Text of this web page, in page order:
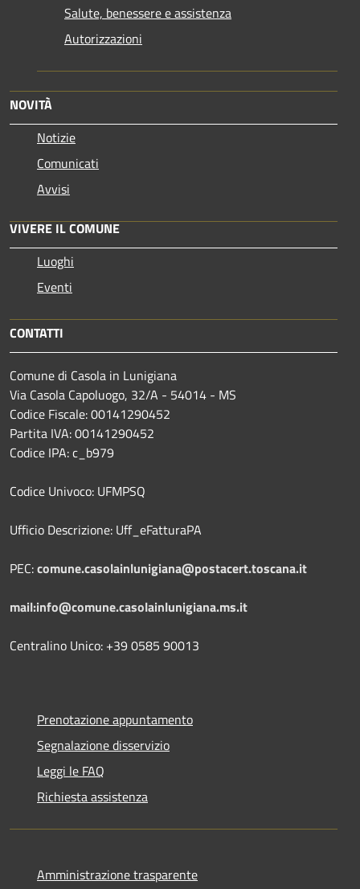
Salute, benessere e assistenza
Autorizzazioni
NOVITÀ
Notizie
Comunicati
Avvisi
VIVERE IL COMUNE
Luoghi
Eventi
CONTATTI
Comune di Casola in Lunigiana
Via Casola Capoluogo, 32/A - 54014 - MS
Codice Fiscale: 00141290452
Partita IVA: 00141290452
Codice IPA: c_b979
Codice Univoco: UFMPSQ
Ufficio Descrizione: Uff_eFatturaPA
PEC:comune.casolainlunigiana@postacert.toscana.it
mail:info@comune.casolainlunigiana.ms.it
Centralino Unico: +39 0585 90013
Prenotazione appuntamento
Segnalazione disservizio
Leggi le FAQ
Richiesta assistenza
Amministrazione trasparente